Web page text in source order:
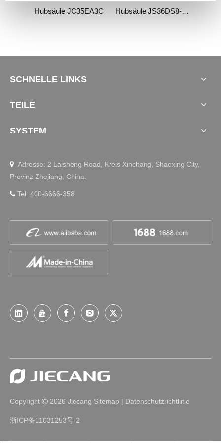
Hubsäule JC35EA3C Hubsäule JS36DS8-4-S
SCHNELLE LINKS
TEILE
SYSTEM
 Adresse: 2 Laisheng Road, Kreis Xinchang, Shaoxing City,
Provinz Zhejiang, China.
 Tel: 400-6666-358
Copyright  2026 Jiecang Sitemap | Datenschutzrichtlinie
浙ICP备11031253号-2